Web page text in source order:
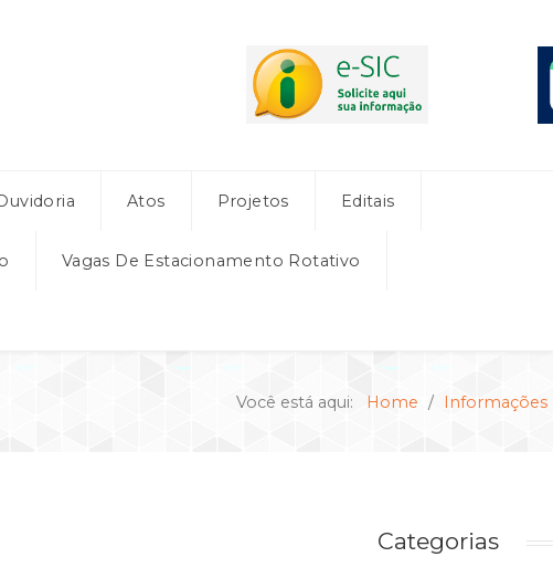
Atos Projetos Editais
Vagas De Estacionamento Rotativo
Você está aqui: Home Informações
Categorias